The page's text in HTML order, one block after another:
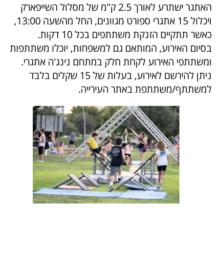
האתגר ישתרע לאורך 2.5 ק"מ של מסלול השייפארק
ויכלול 15 אתגרי ספורט מגוונים, החל מהשעה 13:00,
כאשר תתקיים הזנקת משתתפים בכל 10 דקות.
בסיום האירוע, המותאם גם למשפחות, יוכלו משתתפות
ומשתתפי האירוע לקחת חלק במתחם נינג'ה אתגרי.
ניתן להירשם לאירוע, בעלות של 15 שקלים בלבד
למשתתף/משתתפת באתר העירייה.